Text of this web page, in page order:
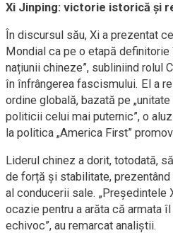
Xi Jinping: victorie istorică și
În discursul său, Xi a prezentat
Mondial ca pe o etapă definitorie
națiunii chineze”, subliniind rolul
în înfrângerea fascismului. El a
ordine globală, bazată pe
politicii celui mai puternic”, o
la politica „America First”
Liderul chinez a dorit, totodată,
de forță și stabilitate,
al conducerii sale. „Președintele
ocazie pentru a arăta că armata
echivoc”, au remarcat analiștii.